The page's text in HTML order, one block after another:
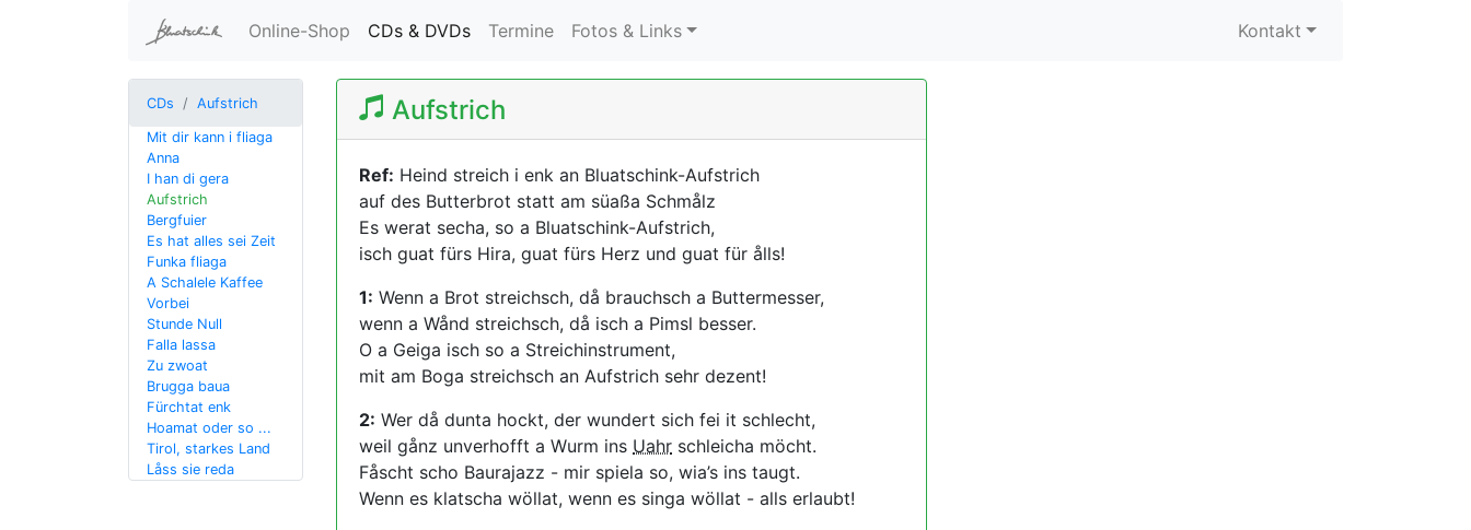
Online-Shop CDs & DVDs(current)
Termine Fotos & Links Kontakt
CDs Aufstrich
Mit dir kann i fliaga
Anna
I han di gera
Aufstrich
Bergfuier
Es hat alles sei Zeit
Funka fliaga
A Schalele Kaffee
Vorbei
Stunde Null
Falla lassa
Zu zwoat
Brugga baua
Fürchtat enk
Hoamat oder so ...
Tirol, starkes Land
Låss sie reda
Aufstrich
Ref: Heind streich i enk an Bluatschink-Aufstrich
auf des Butterbrot statt am süaßa Schmålz
Es werat secha, so a Bluatschink-Aufstrich,
isch guat fürs Hira, guat fürs Herz und guat für ålls!
1: Wenn a Brot streichsch, då brauchsch a Buttermesser,
wenn a Wånd streichsch, då isch a Pimsl besser.
O a Geiga isch so a Streichinstrument,
mit am Boga streichsch an Aufstrich sehr dezent!
2: Wer då dunta hockt, der wundert sich fei it schlecht,
weil gånz unverhofft a Wurm ins Uahr schleicha möcht.
Fåscht scho Baurajazz - mir spiela so, wia’s ins taugt.
Wenn es klatscha wöllat, wenn es singa wöllat - alls erlaubt!